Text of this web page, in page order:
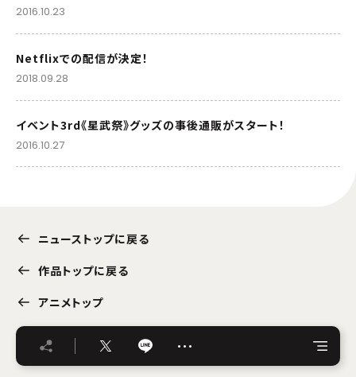
2016.10.23
Netflixでの配信が決定！
2018.09.28
イベント3rd《星武祭》グッズの事後通販がスタート！
2016.10.27
ニューストップに戻る
作品トップに戻る
アニメトップ
…